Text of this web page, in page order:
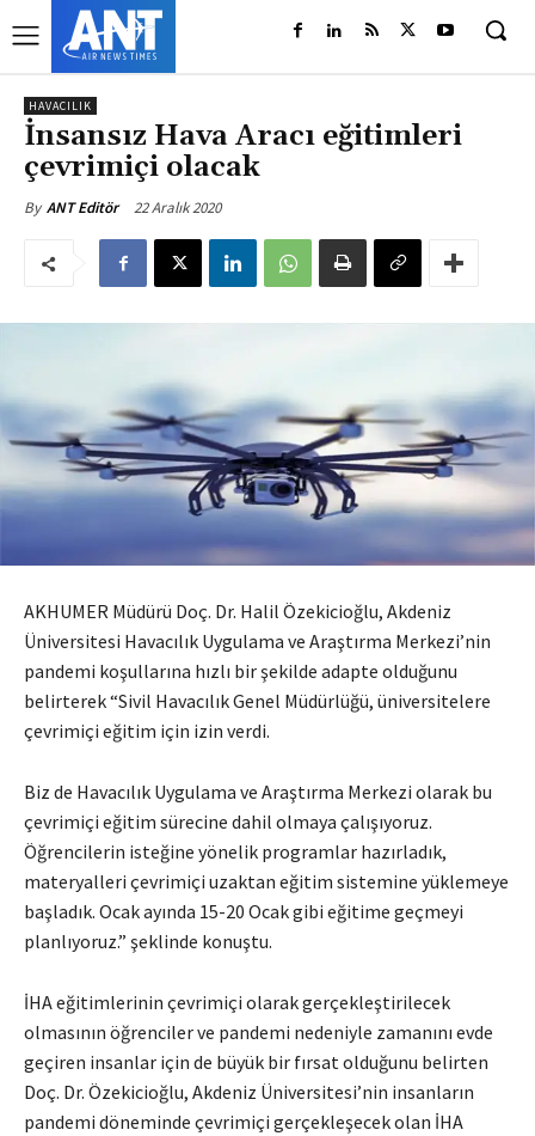
HAVACILIK
İnsansız Hava Aracı eğitimleri
çevrimiçi olacak
By ANT Editör 22 Aralık 2020
AKHUMER Müdürü Doç. Dr. Halil Özekicioğlu, Akdeniz
Üniversitesi Havacılık Uygulama ve Araştırma Merkezi’nin
pandemi koşullarına hızlı bir şekilde adapte olduğunu
belirterek “Sivil Havacılık Genel Müdürlüğü, üniversitelere
çevrimiçi eğitim için izin verdi.
Biz de Havacılık Uygulama ve Araştırma Merkezi olarak bu
çevrimiçi eğitim sürecine dahil olmaya çalışıyoruz.
Öğrencilerin isteğine yönelik programlar hazırladık,
materyalleri çevrimiçi uzaktan eğitim sistemine yüklemeye
başladık. Ocak ayında 15-20 Ocak gibi eğitime geçmeyi
planlıyoruz.” şeklinde konuştu.
İHA eğitimlerinin çevrimiçi olarak gerçekleştirilecek
olmasının öğrenciler ve pandemi nedeniyle zamanını evde
geçiren insanlar için de büyük bir fırsat olduğunu belirten
Doç. Dr. Özekicioğlu, Akdeniz Üniversitesi’nin insanların
pandemi döneminde çevrimiçi gerçekleşecek olan İHA